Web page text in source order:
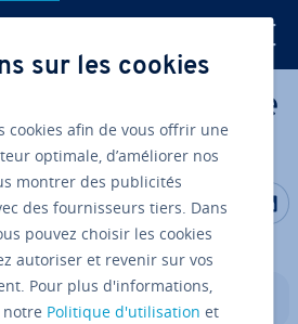
mix : online
Partager
sur les cookies
cookies afin de vous offrir une
optimale, d’améliorer nos
montrer des publicités
des fournisseurs tiers. Dans
pouvez choisir les cookies
autoriser et revenir sur vos
Pour plus d'informations,
Politique d'utilisation et